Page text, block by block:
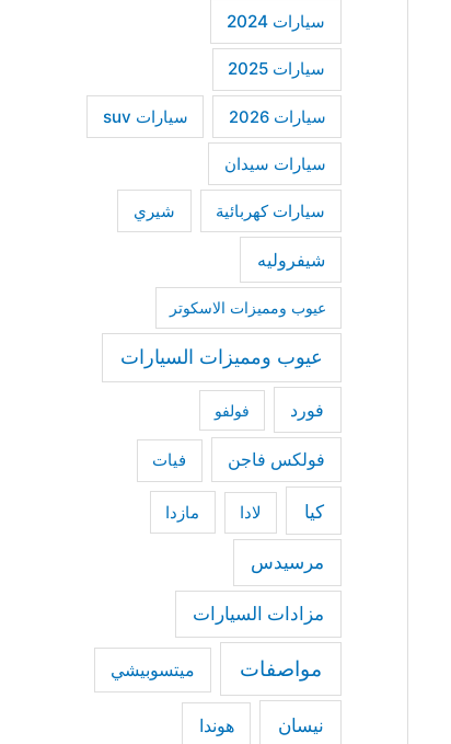
سيارات 2024
سيارات 2025
سيارات 2026 سيارات suv
سيارات سيدان
سيارات كهربائية شيري
شيفروليه
عيوب ومميزات الاسكوتر
عيوب ومميزات السيارات
فورد فولفو
فولكس فاجن فيات
كيا لادا مازدا
مرسيدس
مزادات السيارات
مواصفات ميتسوبيشي
نيسان هوندا